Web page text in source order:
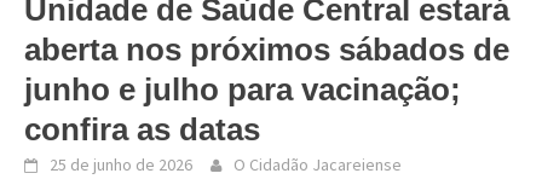
Unidade de Saúde Central estará
aberta nos próximos sábados de
junho e julho para vacinação;
confira as datas
25 de junho de 2026 O Cidadão Jacareiense